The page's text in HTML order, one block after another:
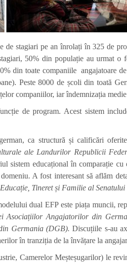
de stagiari pe an înrolați în 325 de
50% din populație au urmat o
din toate companiile angajatoare
Peste 8000 de școli din toată
companiilor, iar îndemnizația
de program. Acest sistem
ca structură și calificări
ale Landurilor Republicii
sistem educațional în comparație
A fost interesant să aflăm
Tineret și Familie al
dual EFP este piața muncii,
Asociațiilor Angajatorilor din
Germania (DGB). Discuțiile s-au
în tranziția de la învățare la
Camerelor Meșteșugarilor) le